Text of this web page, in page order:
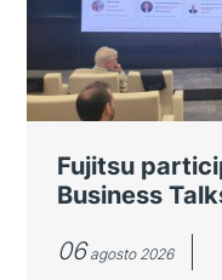
Fujitsu
Business
06 agosto 2026